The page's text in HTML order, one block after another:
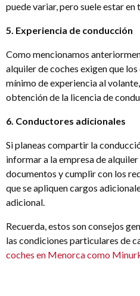
puede variar, pero suele estar en
5. Experiencia de conducción
Como mencionamos
alquiler de coches exigen que
mínimo de experiencia al
obtención de la licencia de
6. Conductores adicionales
Si planeas compartir la
informar a la empresa de
documentos y cumplir con los
que se apliquen cargos
adicional.
Recuerda, estos son consejos
las condiciones particulares de
coches en Menorca como